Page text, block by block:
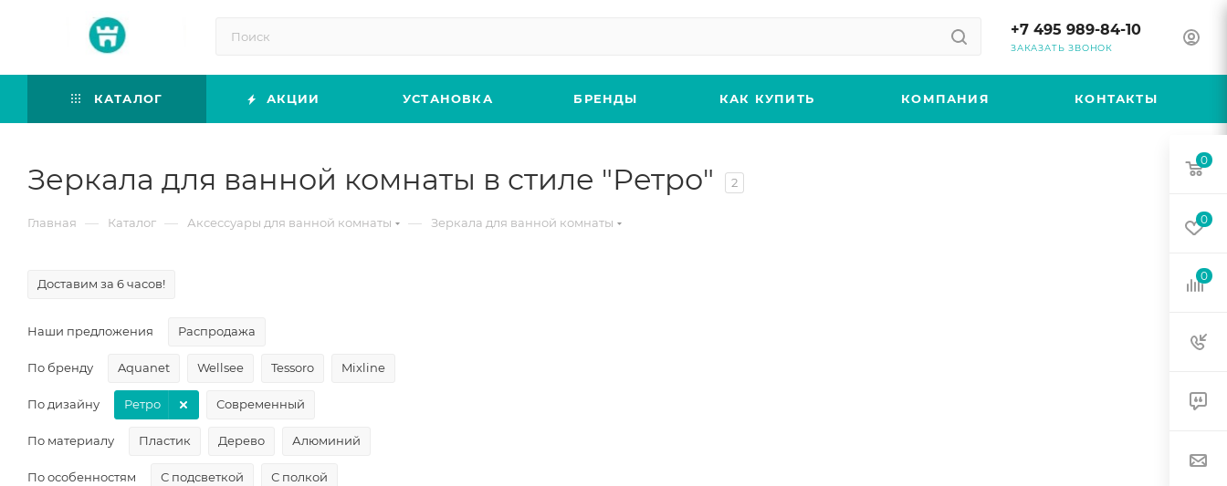
+7 495 989-84-10
ЗАКАЗАТЬ ЗВОНОК
КАТАЛОГ АКЦИИ УСТАНОВКА БРЕНДЫ КАК КУПИТЬ КОМПАНИЯ КОНТАКТЫ
Зеркала для ванной комнаты в стиле "Ретро" 2
Главная — Каталог — Аксессуары для ванной комнаты — Зеркала для ванной комнаты
Доставим за 6 часов!
Наши предложения Распродажа
По бренду Aquanet Wellsee Tessoro Mixline
По дизайну Ретро Современный
По материалу Пластик Дерево Алюминий
По особенностям С подсветкой С полкой
0
0
0